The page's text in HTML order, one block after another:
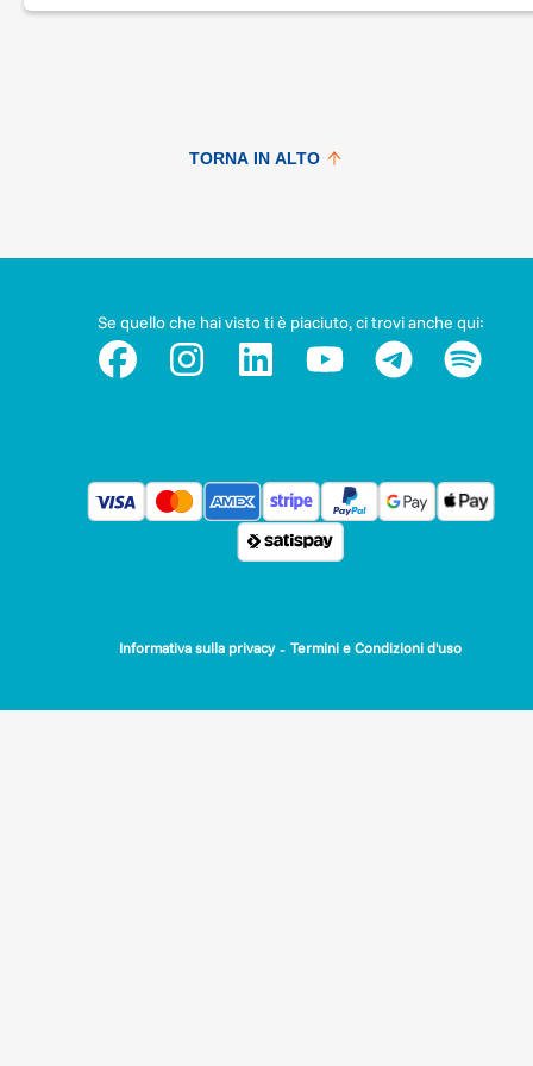
TORNA IN ALTO
Se quello che hai visto ti è piaciuto, ci trovi anche qui:
Informativa sulla privacy - Termini e Condizioni d'uso